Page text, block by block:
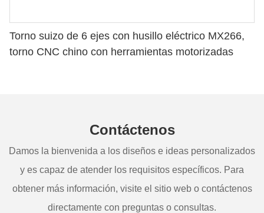
Torno suizo de 6 ejes con husillo eléctrico MX266,
torno CNC chino con herramientas motorizadas
Contáctenos
Damos la bienvenida a los diseños e ideas personalizados
y es capaz de atender los requisitos específicos. Para
obtener más información, visite el sitio web o contáctenos
directamente con preguntas o consultas.